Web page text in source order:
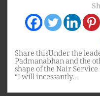
Share thisUnder the
Padmanabhan and the
shape of the Nair
“I will incessantly…